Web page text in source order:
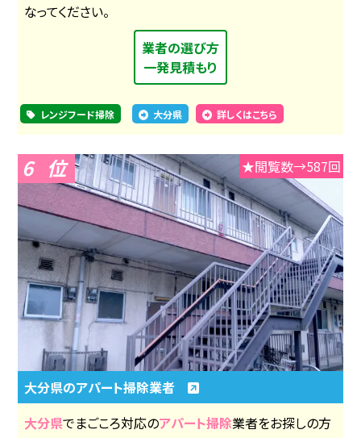
なってください。
業者の選び方
一発見積もり
レンジフード掃除 大分県 詳しくはこちら
6 ★閲覧数→587回
大分県のアパート掃除業者
大分県でまごころ対応のアパート掃除業者をお探しの方